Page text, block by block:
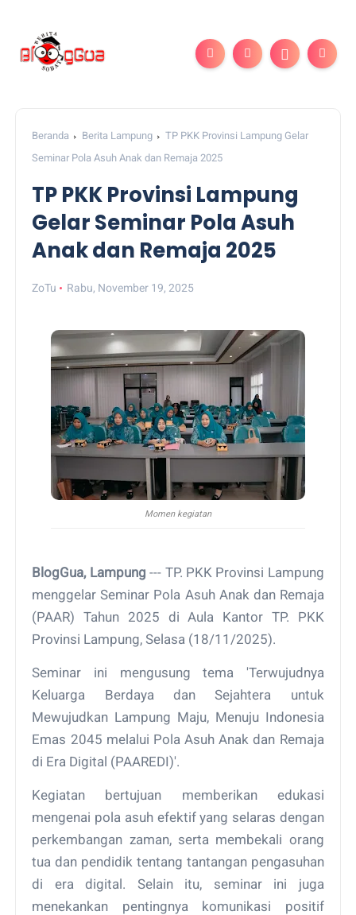
Beranda Berita Lampung
TP PKK Provinsi Lampung Gelar
Seminar Pola Asuh Anak dan Remaja 2025
TP PKK Provinsi Lampung
Gelar Seminar Pola Asuh
Anak dan Remaja 2025
ZoTu Rabu, November 19, 2025
Momen kegiatan
BlogGua, Lampung --- TP. PKK Provinsi Lampung
menggelar Seminar Pola Asuh Anak dan Remaja
(PAAR) Tahun 2025 di Aula Kantor TP. PKK
Provinsi Lampung, Selasa (18/11/2025).
Seminar ini mengusung tema 'Terwujudnya
Keluarga Berdaya dan Sejahtera untuk
Mewujudkan Lampung Maju, Menuju Indonesia
Emas 2045 melalui Pola Asuh Anak dan Remaja
di Era Digital (PAAREDI)'.
Kegiatan bertujuan memberikan edukasi
mengenai pola asuh efektif yang selaras dengan
perkembangan zaman, serta membekali orang
tua dan pendidik tentang tantangan pengasuhan
di era digital. Selain itu, seminar ini juga
menekankan pentingnya komunikasi positif